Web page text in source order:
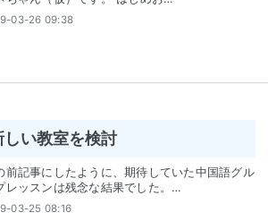
03-26 09:38
い教室を検討
前記事にしたように、期待していた中国語グル
レッスンは残念な結果でした。…
03-25 08:16